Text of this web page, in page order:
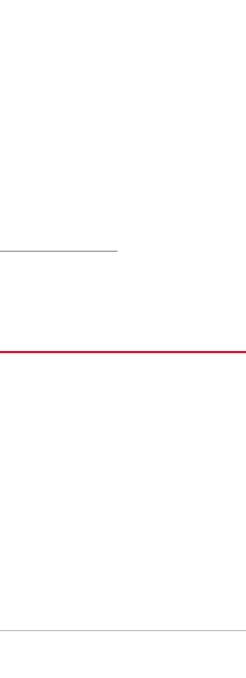
otwiera się w nowym oknie